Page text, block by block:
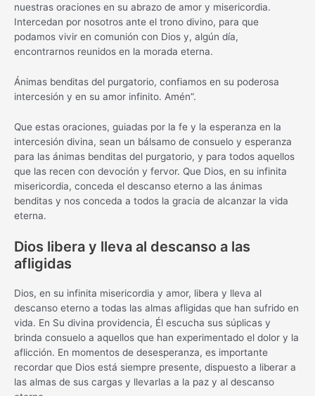
nuestras oraciones en su abrazo de amor y misericordia.
Intercedan por nosotros ante el trono divino, para que
podamos vivir en comunión con Dios y, algún día,
encontrarnos reunidos en la morada eterna.
Ánimas benditas del purgatorio, confiamos en su poderosa
intercesión y en su amor infinito. Amén”.
Que estas oraciones, guiadas por la fe y la esperanza en la
intercesión divina, sean un bálsamo de consuelo y esperanza
para las ánimas benditas del purgatorio, y para todos aquellos
que las recen con devoción y fervor. Que Dios, en su infinita
misericordia, conceda el descanso eterno a las ánimas
benditas y nos conceda a todos la gracia de alcanzar la vida
eterna.
Dios libera y lleva al descanso a las
afligidas
Dios, en su infinita misericordia y amor, libera y lleva al
descanso eterno a todas las almas afligidas que han sufrido en
vida. En Su divina providencia, Él escucha sus súplicas y
brinda consuelo a aquellos que han experimentado el dolor y la
aflicción. En momentos de desesperanza, es importante
recordar que Dios está siempre presente, dispuesto a liberar a
las almas de sus cargas y llevarlas a la paz y al descanso